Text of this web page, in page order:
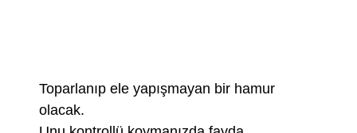
Toparlanıp ele yapışmayan bir hamur
olacak.